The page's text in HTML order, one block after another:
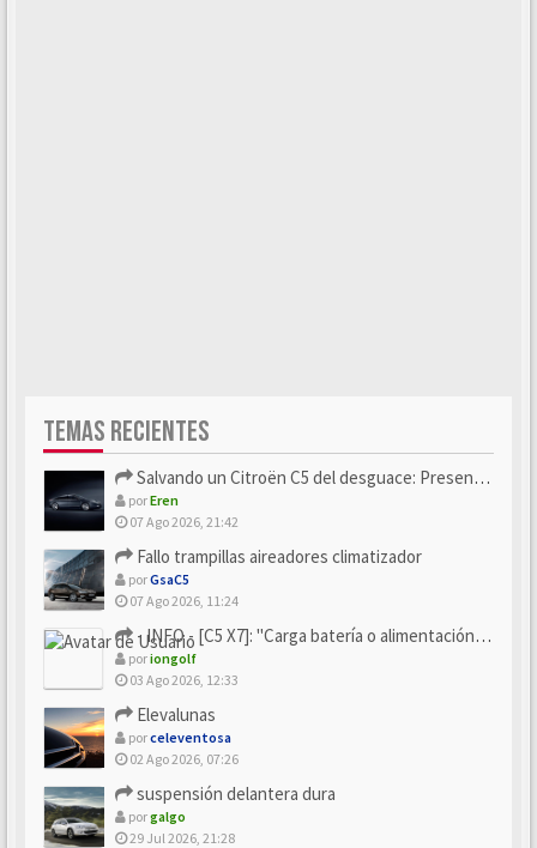
TEMAS RECIENTES
Salvando un Citroën C5 del desguace: Presentación y seguimiento
porEren
07 Ago 2026, 21:42
Fallo trampillas aireadores climatizador
porGsaC5
07 Ago 2026, 11:24
- INFO - [C5 X7]: "Carga batería o alimentación eléctri...
poriongolf
03 Ago 2026, 12:33
Elevalunas
porceleventosa
02 Ago 2026, 07:26
suspensión delantera dura
porgalgo
29 Jul 2026, 21:28